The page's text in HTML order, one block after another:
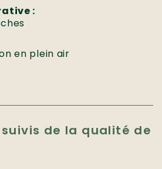
:
en plein air
de la qualité de